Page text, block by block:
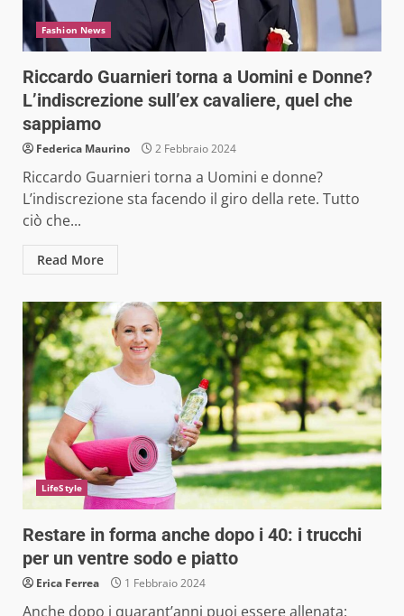
Fashion News
Riccardo Guarnieri torna a Uomini e Donne?
L’indiscrezione sull’ex cavaliere, quel che
sappiamo
Federica Maurino 2 Febbraio 2024
Riccardo Guarnieri torna a Uomini e donne?
L’indiscrezione sta facendo il giro della rete. Tutto
ciò che...
Read More
LifeStyle
Restare in forma anche dopo i 40: i trucchi
per un ventre sodo e piatto
Erica Ferrea 1 Febbraio 2024
Anche dopo i quarant’anni puoi essere allenata: